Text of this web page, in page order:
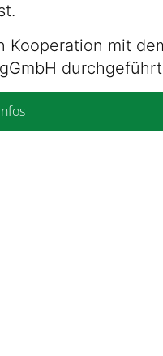
Kooperation mit